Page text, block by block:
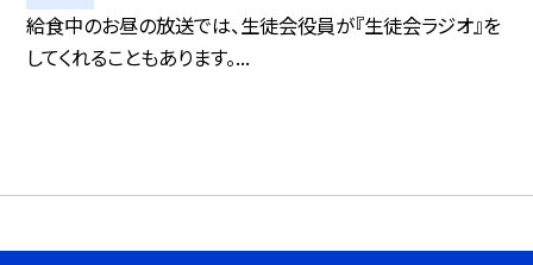
給食中のお昼の放送では、生徒会役員が『生徒会ラジオ』を
してくれることもあります。...